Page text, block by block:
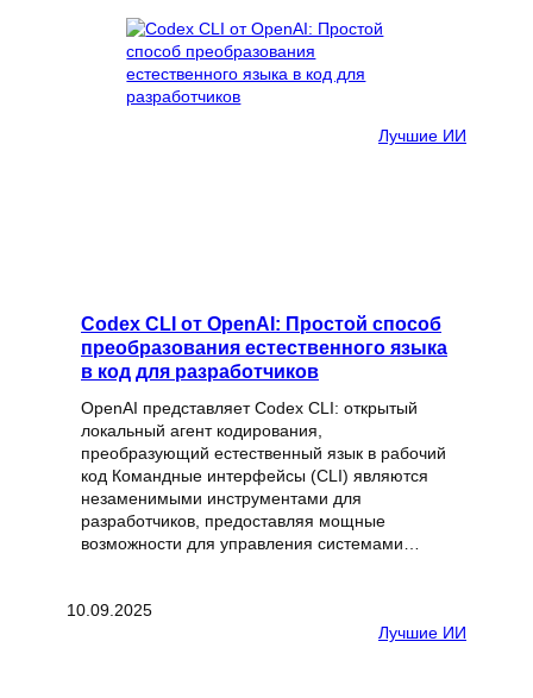
Лучшие ИИ
Codex CLI от OpenAI: Простой способ
преобразования естественного языка
в код для разработчиков
OpenAI представляет Codex CLI: открытый
локальный агент кодирования,
преобразующий естественный язык в рабочий
код Командные интерфейсы (CLI) являются
незаменимыми инструментами для
разработчиков, предоставляя мощные
возможности для управления системами…
10.09.2025
Лучшие ИИ